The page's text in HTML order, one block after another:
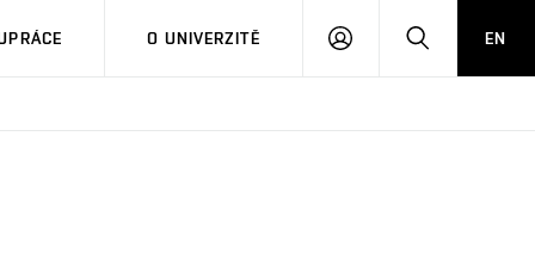
O UNIVERZITĚ
PŘIHLÁSIT HLEDATEN